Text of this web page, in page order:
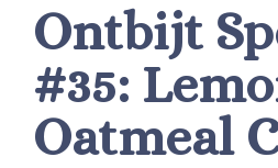
Ontbijt
#35:
Oatmeal